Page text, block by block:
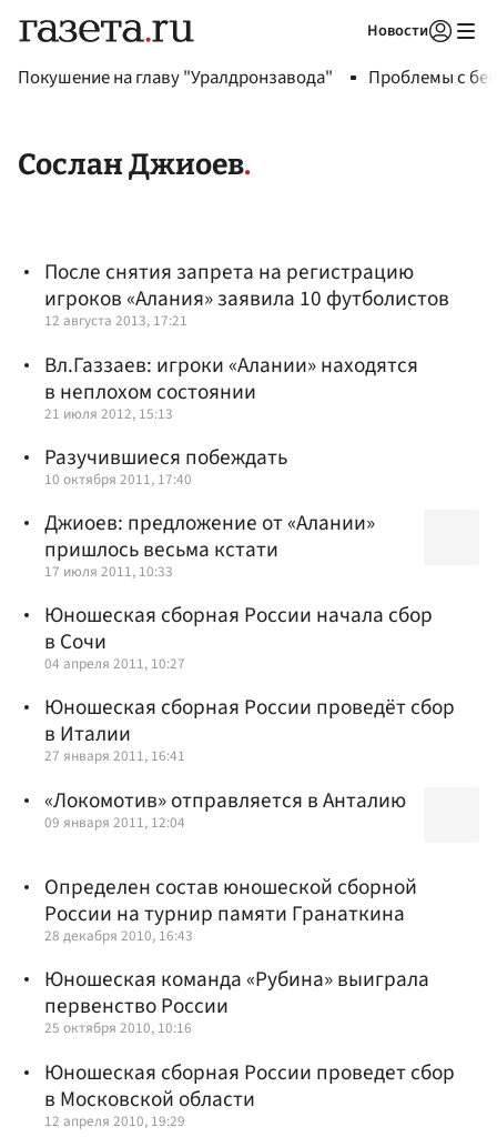
Новости
Покушение на главу "Уралдронзавода" Проблемы с
Сослан Джиоев
После снятия запрета на регистрацию
игроков «Алания» заявила 10 футболистов
12 августа 2013, 17:21
Вл.Газзаев: игроки «Алании» находятся
в неплохом состоянии
21 июля 2012, 15:13
Разучившиеся побеждать
10 октября 2011, 17:40
Джиоев: предложение от «Алании»
пришлось весьма кстати
17 июля 2011, 10:33
Юношеская сборная России начала сбор
в Сочи
04 апреля 2011, 10:27
Юношеская сборная России проведёт сбор
в Италии
27 января 2011, 16:41
«Локомотив» отправляется в Анталию
09 января 2011, 12:04
Определен состав юношеской сборной
России на турнир памяти Гранаткина
28 декабря 2010, 16:43
Юношеская команда «Рубина» выиграла
первенство России
25 октября 2010, 10:16
Юношеская сборная России проведет сбор
в Московской области
12 апреля 2010, 19:29